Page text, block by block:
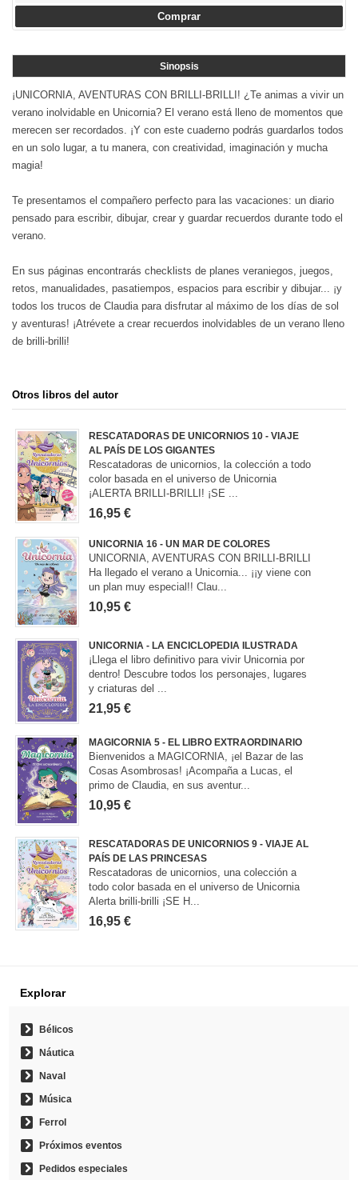
Comprar
Sinopsis
¡UNICORNIA, AVENTURAS CON BRILLI-BRILLI! ¿Te animas a vivir un
verano inolvidable en Unicornia? El verano está lleno de momentos que
merecen ser recordados. ¡Y con este cuaderno podrás guardarlos todos
en un solo lugar, a tu manera, con creatividad, imaginación y mucha
magia!
Te presentamos el compañero perfecto para las vacaciones: un diario
pensado para escribir, dibujar, crear y guardar recuerdos durante todo el
verano.
En sus páginas encontrarás checklists de planes veraniegos, juegos,
retos, manualidades, pasatiempos, espacios para escribir y dibujar... ¡y
todos los trucos de Claudia para disfrutar al máximo de los días de sol
y aventuras! ¡Atrévete a crear recuerdos inolvidables de un verano lleno
de brilli-brilli!
Otros libros del autor
RESCATADORAS DE UNICORNIOS 10 - VIAJE
AL PAÍS DE LOS GIGANTES
Rescatadoras de unicornios, la colección a todo
color basada en el universo de Unicornia
¡ALERTA BRILLI-BRILLI! ¡SE ...
16,95 €
UNICORNIA 16 - UN MAR DE COLORES
UNICORNIA, AVENTURAS CON BRILLI-BRILLI
Ha llegado el verano a Unicornia... ¡¡y viene con
un plan muy especial!! Clau...
10,95 €
UNICORNIA - LA ENCICLOPEDIA ILUSTRADA
¡Llega el libro definitivo para vivir Unicornia por
dentro! Descubre todos los personajes, lugares
y criaturas del ...
21,95 €
MAGICORNIA 5 - EL LIBRO EXTRAORDINARIO
Bienvenidos a MAGICORNIA, ¡el Bazar de las
Cosas Asombrosas! ¡Acompaña a Lucas, el
primo de Claudia, en sus aventur...
10,95 €
RESCATADORAS DE UNICORNIOS 9 - VIAJE AL
PAÍS DE LAS PRINCESAS
Rescatadoras de unicornios, una colección a
todo color basada en el universo de Unicornia
Alerta brilli-brilli ¡SE H...
16,95 €
Explorar
Bélicos
Náutica
Naval
Música
Ferrol
Próximos eventos
Pedidos especiales